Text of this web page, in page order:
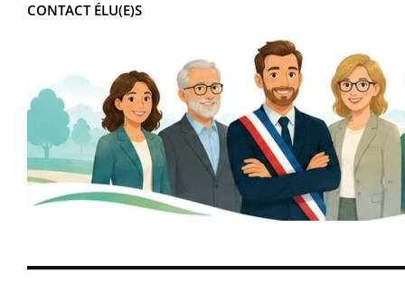
CONTACT ÉLU(E)S